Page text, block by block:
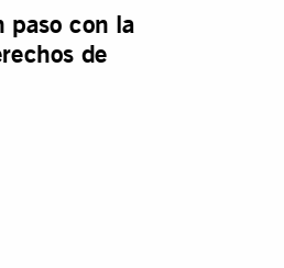
paso con la
de